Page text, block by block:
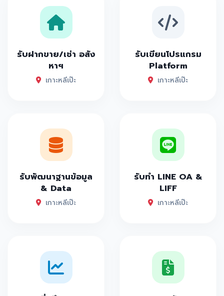
รับฝากขาย/เช่า อสัง
หาฯ
เกาะหลีเป๊ะ
รับเขียนโปรแกรม
Platform
เกาะหลีเป๊ะ
รับพัฒนาฐานข้อมูล
& Data
เกาะหลีเป๊ะ
รับทำ LINE OA &
LIFF
เกาะหลีเป๊ะ